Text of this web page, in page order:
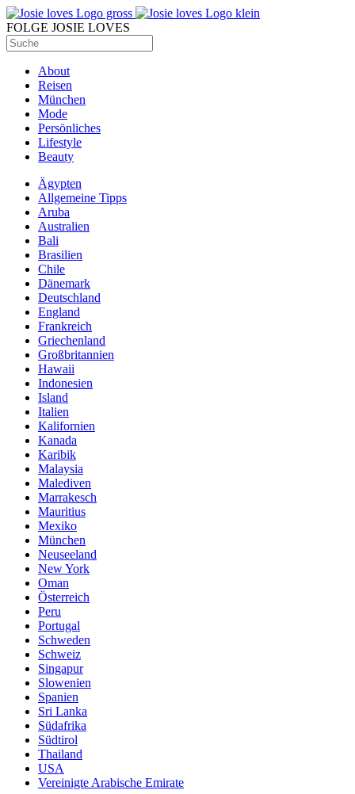
FOLGE JOSIE LOVES
About
Reisen
München
Mode
Persönliches
Lifestyle
Beauty
Ägypten
Allgemeine Tipps
Aruba
Australien
Bali
Brasilien
Chile
Dänemark
Deutschland
England
Frankreich
Griechenland
Großbritannien
Hawaii
Indonesien
Island
Italien
Kalifornien
Kanada
Karibik
Malaysia
Malediven
Marrakesch
Mauritius
Mexiko
München
Neuseeland
New York
Oman
Österreich
Peru
Portugal
Schweden
Schweiz
Singapur
Slowenien
Spanien
Sri Lanka
Südafrika
Südtirol
Thailand
USA
Vereinigte Arabische Emirate